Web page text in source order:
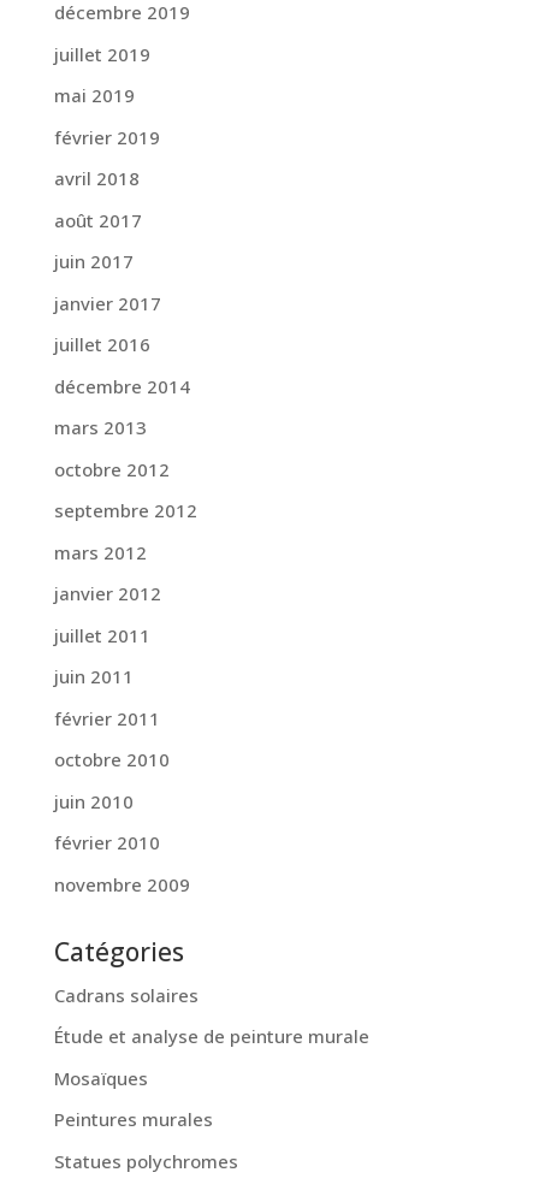
décembre 2019
juillet 2019
mai 2019
février 2019
avril 2018
août 2017
juin 2017
janvier 2017
juillet 2016
décembre 2014
mars 2013
octobre 2012
septembre 2012
mars 2012
janvier 2012
juillet 2011
juin 2011
février 2011
octobre 2010
juin 2010
février 2010
novembre 2009
Catégories
Cadrans solaires
Étude et analyse de peinture murale
Mosaïques
Peintures murales
Statues polychromes